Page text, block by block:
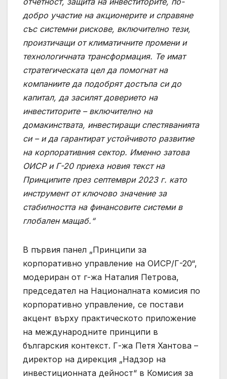
добро участие на акционерите и справяне
със системни рискове, включително тези,
произтичащи от климатичните промени и
технологичната трансформация. Те имат
стратегическата цел да помогнат на
компаниите да подобрят достъпа си до
капитал, да засилят доверието на
инвеститорите – включително на
домакинствата, инвестиращи спестяванията
си – и да гарантират устойчивото развитие
на корпоративния сектор. Именно затова
ОИСР и Г-20 приеха новия текст на
Принципите през септември 2023 г. като
инструмент от ключово значение за
стабилността на финансовите системи в
глобален мащаб.“
В първия панел „Принципи за
корпоративно управление на ОИСР/Г-20“,
модериран от г-жа Наталия Петрова,
председател на Националната комисия по
корпоративно управление, се постави
акцент върху практическото приложение
на международните принципи в
българския контекст. Г-жа Петя Хантова –
директор на дирекция „Надзор на
инвестиционната дейност“ в Комисия за